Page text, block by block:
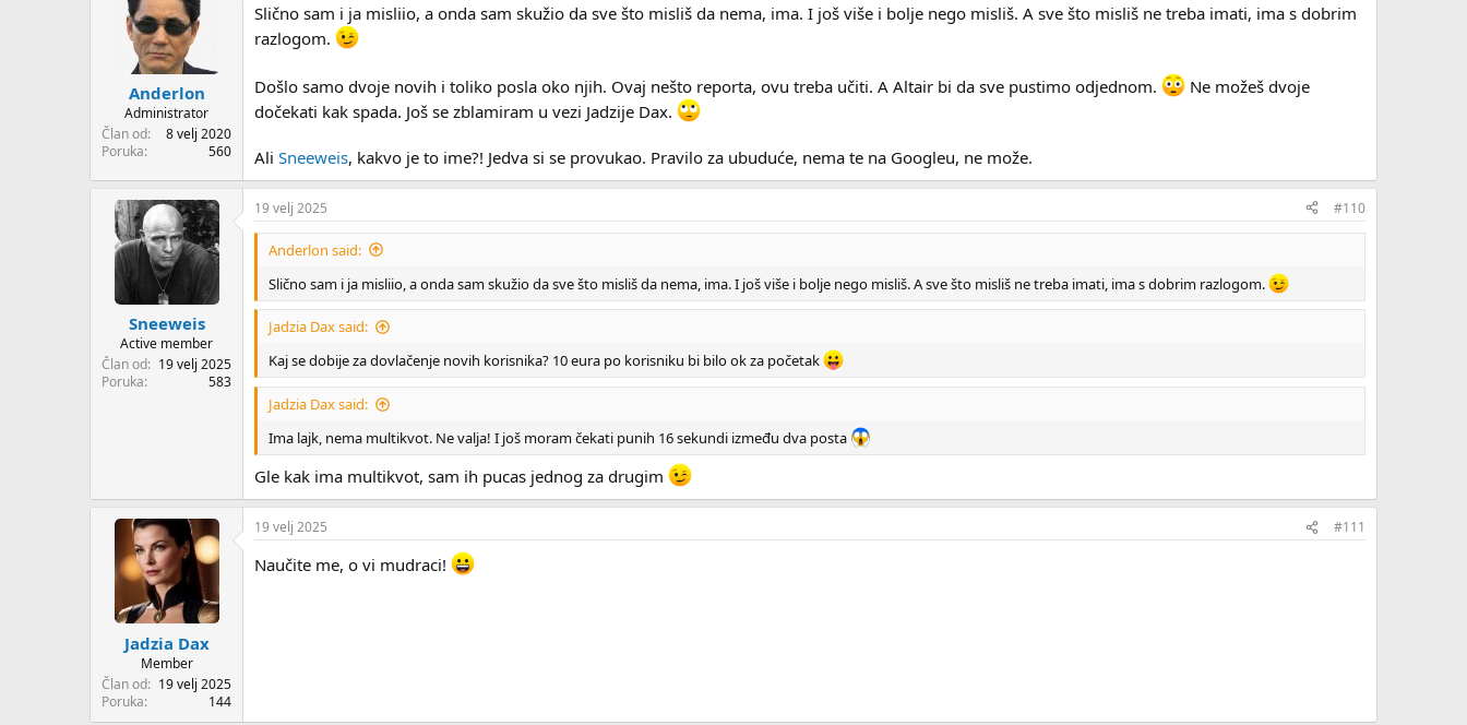
i
o
n
:
Anderlon
Administrator
Član od
8 velj 2020
Poruka
560
Slično sam i ja misliio, a onda sam skužio da sve što misliš da nema, ima. I još više i bolje nego misliš. A sve što misliš ne treba imati, ima s dobrim
razlogom.
Došlo samo dvoje novih i toliko posla oko njih. Ovaj nešto reporta, ovu treba učiti. A Altair bi da sve pustimo odjednom.
Ne možeš dvoje
dočekati kak spada. Još se zblamiram u vezi Jadzije Dax.
Ali Sneeweis, kakvo je to ime?! Jedva si se provukao. Pravilo za ubuduće, nema te na Googleu, ne može.
Sneeweis
Active member
Član od
19 velj 2025
Poruka
583
19 velj 2025 #110
Anderlon said:
Slično sam i ja misliio, a onda sam skužio da sve što misliš da nema, ima. I još više i bolje nego misliš. A sve što misliš ne treba imati, ima s dobrim razlogom.
Jadzia Dax said:
Kaj se dobije za dovlačenje novih korisnika? 10 eura po korisniku bi bilo ok za početak
Jadzia Dax said:
Ima lajk, nema multikvot. Ne valja! I još moram čekati punih 16 sekundi između dva posta
Gle kak ima multikvot, sam ih pucas jednog za drugim
Jadzia Dax
Member
Član od
19 velj 2025
Poruka
144
19 velj 2025 #111
Naučite me, o vi mudraci!